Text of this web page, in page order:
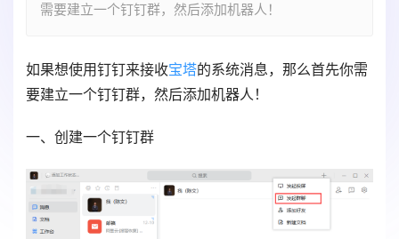
需要建立一个钉钉群，然后添加机器人！
如果想使用钉钉来接收宝塔的系统消息，那么首先你需
要建立一个钉钉群，然后添加机器人！
一、创建一个钉钉群